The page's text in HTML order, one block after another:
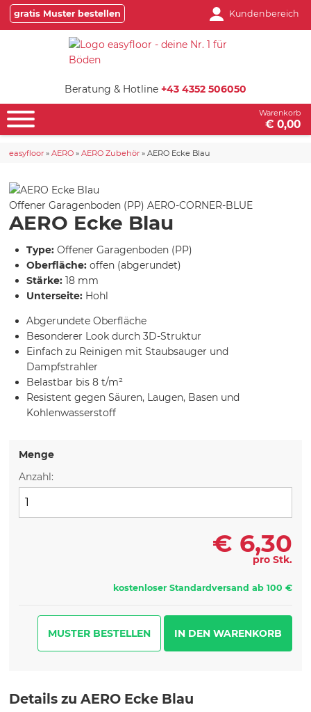
gratis Muster bestellen Kundenbereich
Beratung & Hotline +43 4352 506050
Warenkorb
€ 0,00
easyfloor »AERO »AERO Zubehör »AERO Ecke Blau
Offener Garagenboden (PP) AERO-CORNER-BLUE
AERO Ecke Blau
Type: Offener Garagenboden (PP)
Oberfläche: offen (abgerundet)
Stärke: 18 mm
Unterseite: Hohl
Abgerundete Oberfläche
Besonderer Look durch 3D-Struktur
Einfach zu Reinigen mit Staubsauger und
Dampfstrahler
Belastbar bis 8 t/m²
Resistent gegen Säuren, Laugen, Basen und
Kohlenwasserstoff
Menge
Anzahl:
€ 6,30
pro Stk.
kostenloser Standardversand ab 100 €
MUSTER BESTELLEN
Details zu AERO Ecke Blau